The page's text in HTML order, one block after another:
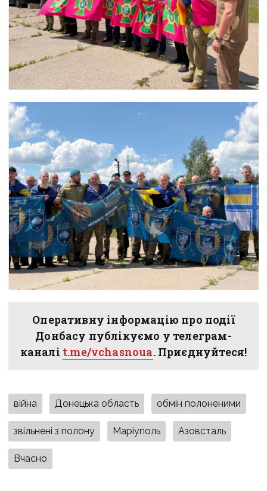
Оперативну інформацію про події
Донбасу публікуємо у телеграм-
каналі t.me/vchasnoua. Приєднуйтеся!
війна Донецька область обмін полоненими
звільнені з полону Маріуполь Азовсталь
Вчасно